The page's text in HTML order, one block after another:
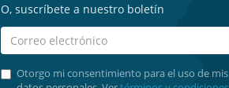
O, suscríbete a nuestro boletín
Otorgo mi consentimiento para el uso de mis